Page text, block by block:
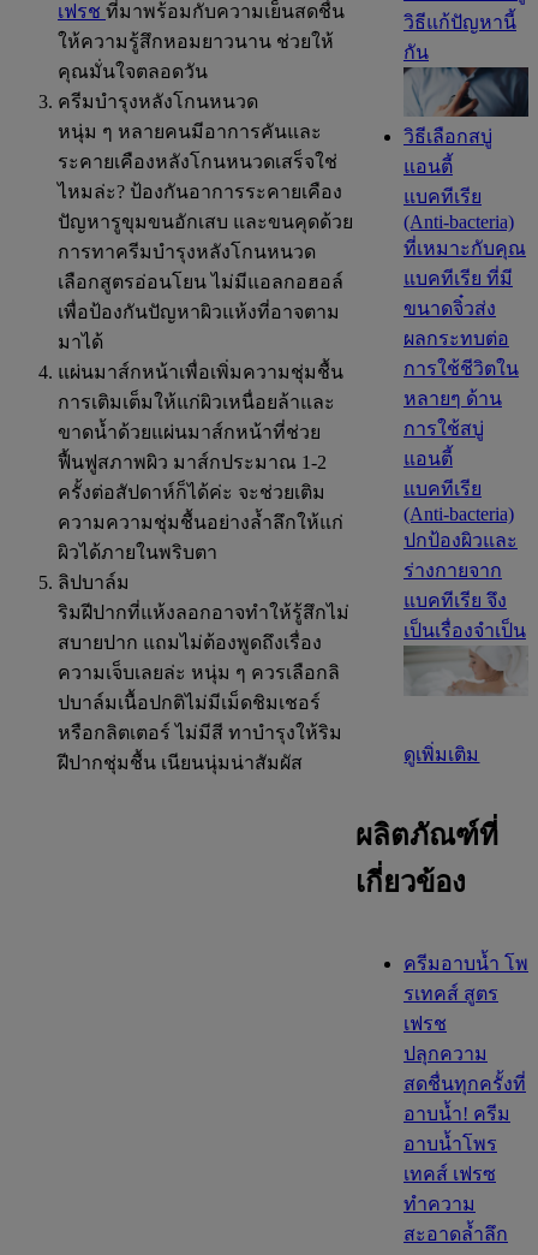
เฟรช ที่มาพร้อมกับความเย็นสดชื่น
ให้ความรู้สึกหอมยาวนาน ช่วยให้
คุณมั่นใจตลอดวัน
ครีมบำรุงหลังโกนหนวด
หนุ่ม ๆ หลายคนมีอาการคันและ
ระคายเคืองหลังโกนหนวดเสร็จใช่
ไหมล่ะ? ป้องกันอาการระคายเคือง
ปัญหารูขุมขนอักเสบ และขนคุดด้วย
การทาครีมบำรุงหลังโกนหนวด
เลือกสูตรอ่อนโยน ไม่มีแอลกอฮอล์
เพื่อป้องกันปัญหาผิวแห้งที่อาจตาม
มาได้
แผ่นมาส์กหน้าเพื่อเพิ่มความชุ่มชื้น
การเติมเต็มให้แก่ผิวเหนื่อยล้าและ
ขาดน้ำด้วยแผ่นมาส์กหน้าที่ช่วย
ฟื้นฟูสภาพผิว มาส์กประมาณ 1-2
ครั้งต่อสัปดาห์ก็ได้ค่ะ จะช่วยเติม
ความความชุ่มชื้นอย่างล้ำลึกให้แก่
ผิวได้ภายในพริบตา
ลิปบาล์ม
ริมฝีปากที่แห้งลอกอาจทำให้รู้สึกไม่
สบายปาก แถมไม่ต้องพูดถึงเรื่อง
ความเจ็บเลยล่ะ หนุ่ม ๆ ควรเลือกลิ
ปบาล์มเนื้อปกติไม่มีเม็ดชิมเชอร์
หรือกลิตเตอร์ ไม่มีสี ทาบำรุงให้ริม
ฝีปากชุ่มชื้น เนียนนุ่มน่าสัมผัส
วิธีแก้ปัญหานี้
กัน
วิธีเลือกสบู่
แอนตี้
แบคทีเรีย
(Anti-bacteria)
ที่เหมาะกับคุณ
แบคทีเรีย ที่มี
ขนาดจิ๋วส่ง
ผลกระทบต่อ
การใช้ชีวิตใน
หลายๆ ด้าน
การใช้สบู่
แอนตี้
แบคทีเรีย
(Anti-bacteria)
ปกป้องผิวและ
ร่างกายจาก
แบคทีเรีย จึง
เป็นเรื่องจำเป็น
ดูเพิ่มเติม
ผลิตภัณฑ์ที่
เกี่ยวข้อง
ครีมอาบน้ำ โพ
รเทคส์ สูตร
เฟรช
ปลุกความ
สดชื่นทุกครั้งที่
อาบน้ำ! ครีม
อาบน้ำโพร
เทคส์ เฟรซ
ทำความ
สะอาดล้ำลึก